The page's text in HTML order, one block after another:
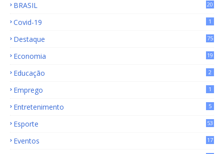
BRASIL
20
Covid-19 1
Destaque
75
Economia
19
Educação 2
Emprego 1
Entretenimento 5
Esporte 53
Eventos 17